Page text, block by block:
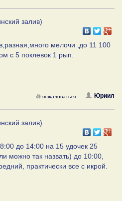
залив)
мелочи ,до 11 100
с 5 поклевок 1 рып.
Юриил
пожаловаться
залив)
до 14:00 на 15 удочек 25
можно так назвать) до 10:00,
практически все с икрой.